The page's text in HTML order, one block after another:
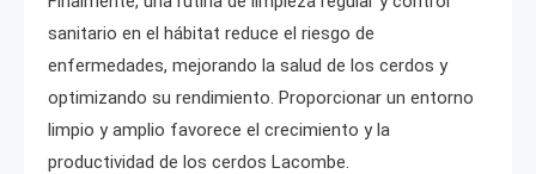
sanitario en el hábitat reduce el riesgo de
enfermedades, mejorando la salud de los cerdos y
optimizando su rendimiento. Proporcionar un entorno
limpio y amplio favorece el crecimiento y la
productividad de los cerdos Lacombe.